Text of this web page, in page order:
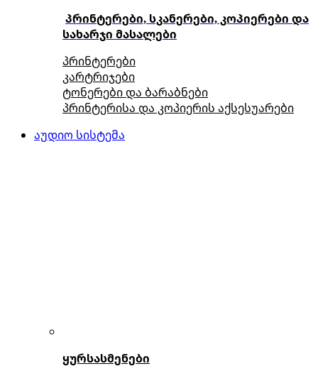
პრინტერები, სკანერები, კოპიერები და
სახარჯი მასალები
პრინტერები
კარტრიჯები
ტონერები და ბარაბნები
პრინტერისა და კოპიერის აქსესუარები
აუდიო სისტემა
ყურსასმენები